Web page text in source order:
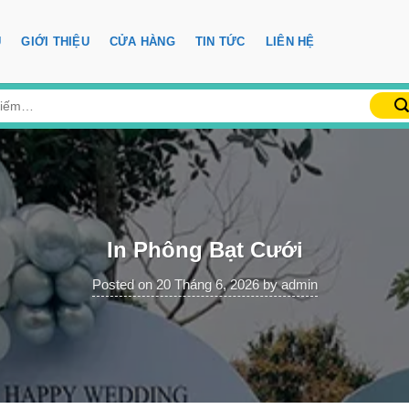
GIỚI THIỆU CỬA HÀNG TIN TỨC LIÊN HỆ
In Phông Bạt Cưới
Posted on20 Tháng 6, 2026byadmin